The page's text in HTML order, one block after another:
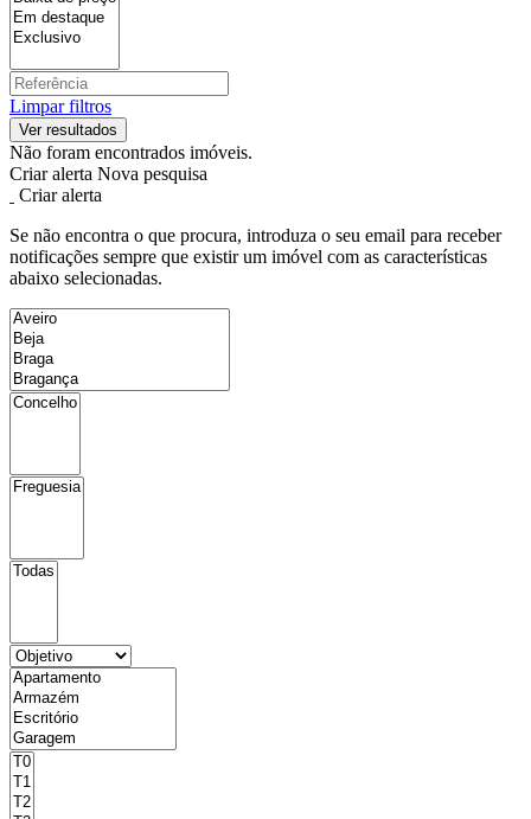
Limpar filtros
Não foram encontrados imóveis.
Criar alerta Nova pesquisa
Criar alerta
Se não encontra o que procura, introduza o seu email para receber
notificações sempre que existir um imóvel com as características
abaixo selecionadas.